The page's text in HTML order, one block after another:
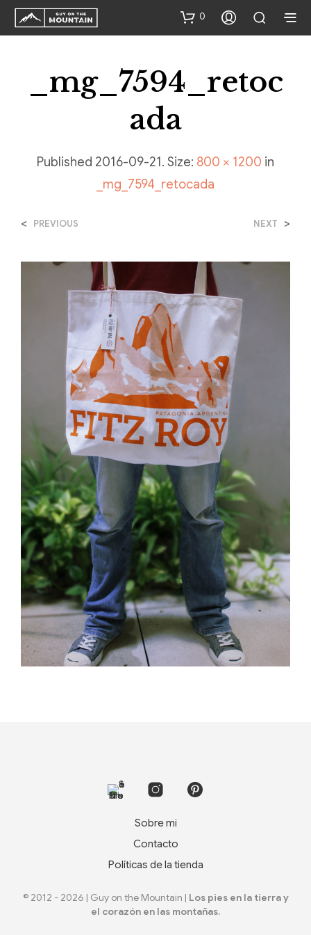
0
_mg_7594_retoc
Ada
Published 2016-09-21. Size: 800 × 1200 in
_mg_7594_retocada
< PREVIOUS NEXT >
Sobre mi
Contacto
Políticas de la tienda
© 2012 - 2026 | Guy on the Mountain | Los pies en la tierra y
el corazón en las montañas.